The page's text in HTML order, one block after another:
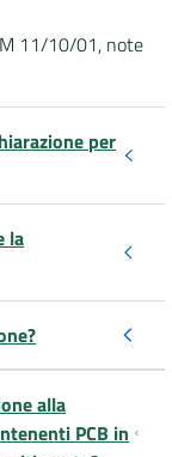
11/10/01, note
per
la
alla
PCB in